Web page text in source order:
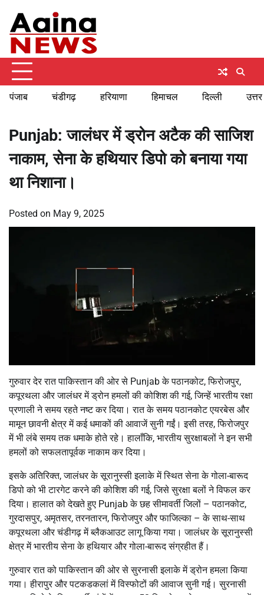
content
पंजाब चंडीगढ़ हरियाणा हिमाचल दिल्ली
Punjab: जालंधर में ड्रोन अटैक की साजिश
नाकाम, सेना के हथियार डिपो को बनाया गया
था निशाना।
Posted on May 9, 2025
गुरुवार देर रात पाकिस्तान की ओर से Punjab के पठानकोट, फिरोजपुर,
कपूरथला और जालंधर में ड्रोन हमलों की कोशिश की गई, जिन्हें भारतीय रक्षा
प्रणाली ने समय रहते नष्ट कर दिया। रात के समय पठानकोट एयरबेस और
मामून छावनी क्षेत्र में कई धमाकों की आवाजें सुनी गईं। इसी तरह, फिरोजपुर
में भी लंबे समय तक धमाके होते रहे। हालाँकि, भारतीय सुरक्षाबलों ने इन सभी
हमलों को सफलतापूर्वक नाकाम कर दिया।
इसके अतिरिक्त, जालंधर के सूरानुस्सी इलाके में स्थित सेना के गोला-बारूद
डिपो को भी टारगेट करने की कोशिश की गई, जिसे सुरक्षा बलों ने विफल कर
दिया। हालात को देखते हुए Punjab के छह सीमावर्ती जिलों – पठानकोट,
गुरदासपुर, अमृतसर, तरनतारन, फिरोजपुर और फाजिल्का – के साथ-साथ
कपूरथला और चंडीगढ़ में ब्लैकआउट लागू किया गया। जालंधर के सूरानुस्सी
क्षेत्र में भारतीय सेना के हथियार और गोला-बारूद संग्रहीत हैं।
गुरुवार रात को पाकिस्तान की ओर से सुरनासी इलाके में ड्रोन हमला किया
गया। हीरापुर और पटकडकलां में विस्फोटों की आवाज सुनी गई। सुरनासी